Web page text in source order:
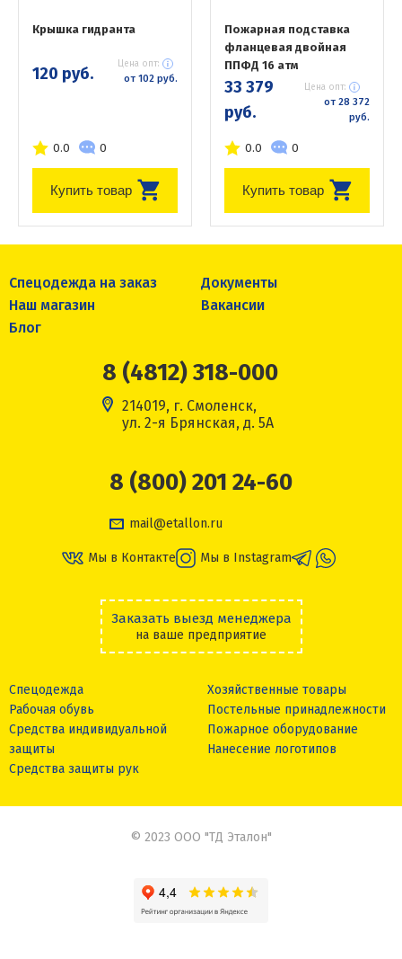
Крышка гидранта
120 руб. Цена опт:
от 102 руб.
0.0 0
Купить товар
Пожарная подставка
фланцевая двойная
ППФД 16 атм
33 379
руб.
Цена опт:
от 28 372
руб.
0.0 0
Купить товар
Спецодежда на заказ
Документы
Наш магазин
Вакансии
Блог
8 (4812) 318-000
214019, г. Смоленск,
ул. 2-я Брянская, д. 5А
8 (800) 201 24-60
mail@etallon.ru
Мы в Контакте Мы в Instagram
Заказать выезд менеджера
на ваше предприятие
Спецодежда
Рабочая обувь
Средства индивидуальной
защиты
Средства защиты рук
Хозяйственные товары
Постельные принадлежности
Пожарное оборудование
Нанесение логотипов
© 2023 ООО "ТД Эталон"